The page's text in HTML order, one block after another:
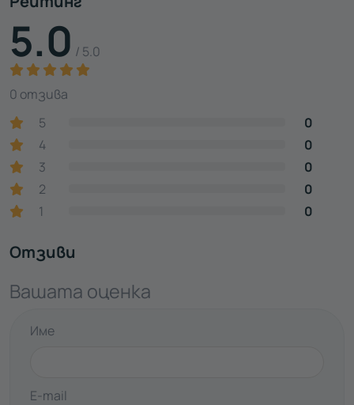
5.0 / 5.0
0 отзива
5
0
4
0
3
0
2
0
1
0
Отзиви
Вашата оценка
Име
E-mail